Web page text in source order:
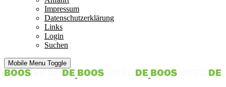
Impressum
Datenschutzerklärung
Links
Login
Suchen
Mobile Menu Toggle